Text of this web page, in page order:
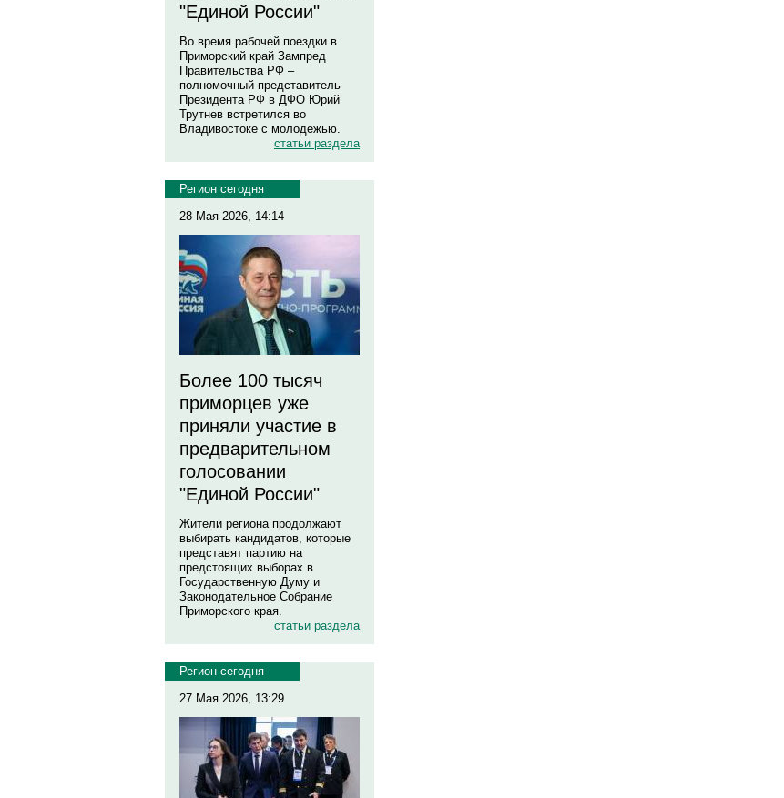
"Единой России"
Во время рабочей поездки в
Приморский край Зампред
Правительства РФ –
полномочный представитель
Президента РФ в ДФО Юрий
Трутнев встретился во
Владивостоке с молодежью.
статьи раздела
Регион сегодня
28 Мая 2026, 14:14
Более 100 тысяч
приморцев уже
приняли участие в
предварительном
голосовании
"Единой России"
Жители региона продолжают
выбирать кандидатов, которые
представят партию на
предстоящих выборах в
Государственную Думу и
Законодательное Собрание
Приморского края.
статьи раздела
Регион сегодня
27 Мая 2026, 13:29